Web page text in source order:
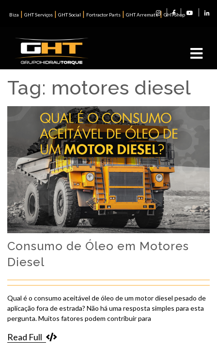
Biza | GHT Serviços | GHT Social | Fortractor Parts | GHT Arremate| GHT Shop
Tag: motores diesel
Consumo de Óleo em Motores
Diesel
Qual é o consumo aceitável de óleo de um motor diesel pesado de
aplicação fora de estrada? Não há uma resposta simples para esta
pergunta. Muitos fatores podem contribuir para
Read Full